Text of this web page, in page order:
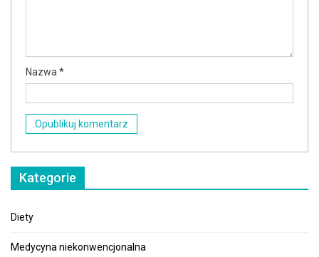
Nazwa*
Kategorie
Diety
Medycyna niekonwencjonalna